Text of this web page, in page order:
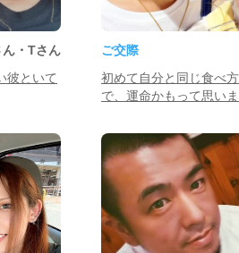
ん・Tさん
彼といて
ご交際
初めて自分と同じ食べ
で、運命かもって思い